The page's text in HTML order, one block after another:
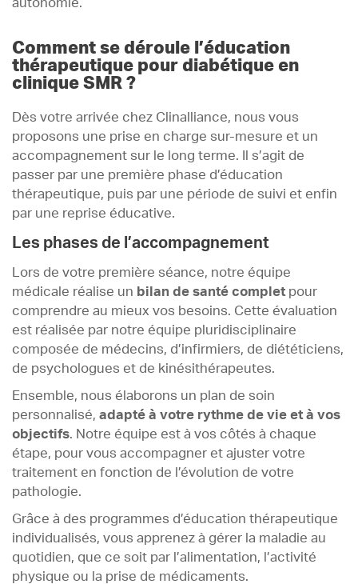
autonomie.
Comment se déroule l’éducation
thérapeutique pour diabétique en
clinique SMR ?
Dès votre arrivée chez Clinalliance, nous vous
proposons une prise en charge sur-mesure et un
accompagnement sur le long terme. Il s’agit de
passer par une première phase d’éducation
thérapeutique, puis par une période de suivi et enfin
par une reprise éducative.
Les phases de l’accompagnement
Lors de votre première séance, notre équipe
médicale réalise un bilan de santé complet pour
comprendre au mieux vos besoins. Cette évaluation
est réalisée par notre équipe pluridisciplinaire
composée de médecins, d’infirmiers, de diététiciens,
de psychologues et de kinésithérapeutes.
Ensemble, nous élaborons un plan de soin
personnalisé, adapté à votre rythme de vie et à vos
objectifs. Notre équipe est à vos côtés à chaque
étape, pour vous accompagner et ajuster votre
traitement en fonction de l’évolution de votre
pathologie.
Grâce à des programmes d’éducation thérapeutique
individualisés, vous apprenez à gérer la maladie au
quotidien, que ce soit par l’alimentation, l’activité
physique ou la prise de médicaments.